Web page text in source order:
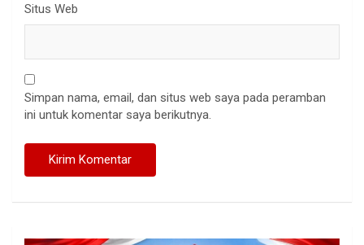
Situs Web
Simpan nama, email, dan situs web saya pada peramban
ini untuk komentar saya berikutnya.